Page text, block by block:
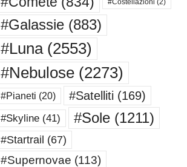
#Costellazioni (2)
#Galassie(883)
#Luna(2553)
#Nebulose(2273)
#Pianeti (20) #Satelliti (169)
#Skyline(41) #Sole(1211)
#Startrail (67)
#Supernovae (113)